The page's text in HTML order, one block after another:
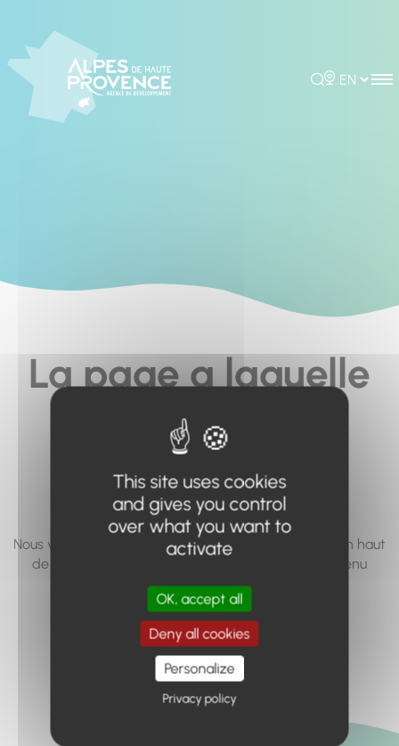
Rechercher
Choisir la
La page a laquelle
vous cherchez à
accéder n'existe
pas... ou plus.
Nous vous invitons à utiliser le moteur de recherche en haut
de page, ou à utiliser le menu pour trouver le contenu
recherché.
Retour à l'accueil
This site uses cookies
and gives you control
over what you want to
activate
OK, accept all
Deny all cookies
Personalize
Privacy policy